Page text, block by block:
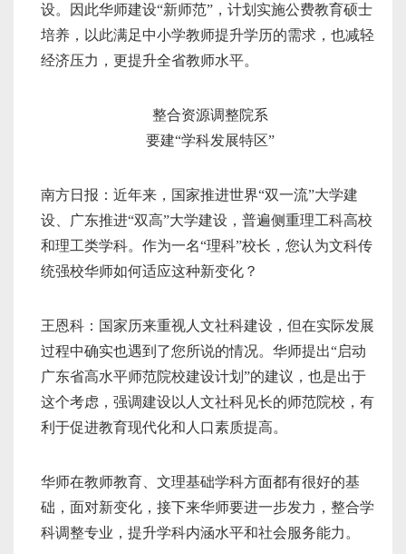
设。因此华师建设“新师范”，计划实施公费教育硕士
培养，以此满足中小学教师提升学历的需求，也减轻
经济压力，更提升全省教师水平。
整合资源调整院系
要建“学科发展特区”
南方日报：近年来，国家推进世界“双一流”大学建
设、广东推进“双高”大学建设，普遍侧重理工科高校
和理工类学科。作为一名“理科”校长，您认为文科传
统强校华师如何适应这种新变化？
王恩科：国家历来重视人文社科建设，但在实际发展
过程中确实也遇到了您所说的情况。华师提出“启动
广东省高水平师范院校建设计划”的建议，也是出于
这个考虑，强调建设以人文社科见长的师范院校，有
利于促进教育现代化和人口素质提高。
华师在教师教育、文理基础学科方面都有很好的基
础，面对新变化，接下来华师要进一步发力，整合学
科调整专业，提升学科内涵水平和社会服务能力。